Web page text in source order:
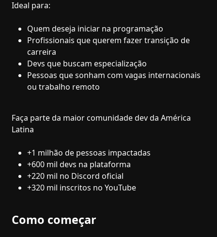
Ideal para:
Quem deseja iniciar na programação
Profissionais que querem fazer transição de
carreira
Devs que buscam especialização
Pessoas que sonham com vagas internacionais
ou trabalho remoto
Faça parte da maior comunidade dev da América
Latina
+1 milhão de pessoas impactadas
+600 mil devs na plataforma
+220 mil no Discord oficial
+320 mil inscritos no YouTube
Como começar